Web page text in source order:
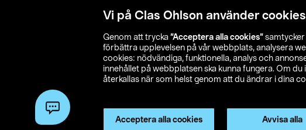
Vi på Clas Ohlson använder cookies
Genom att trycka ”Acceptera alla cookies” samtycker
förbättra upplevelsen på vår webbplats, analysera
cookies: nödvändiga, funktionella, analys och
innehållet på webbplatsen ska kunna fungera. Om
återkallas när som helst genom att du ändrar i dina
Acceptera alla cookies Avvisa alla
Leveransalternativ